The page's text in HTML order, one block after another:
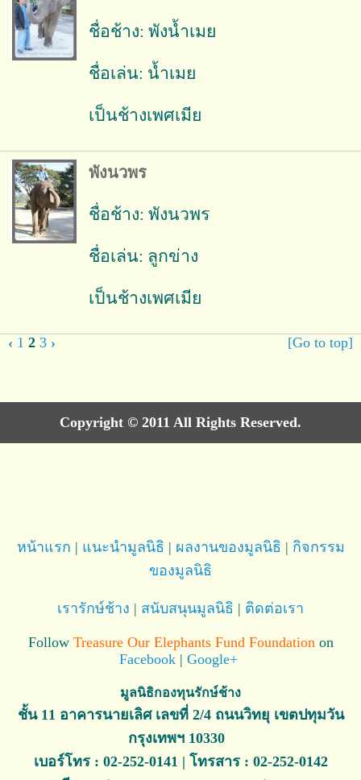
ชื่อช้าง: พังน้ำเมย
ชื่อเล่น: น้ำเมย
เป็นช้างเพศเมีย
พังนวพร
ชื่อช้าง: พังนวพร
ชื่อเล่น: ลูกข่าง
เป็นช้างเพศเมีย
‹ 1 2 3 › [Go to top]
Copyright © 2011 All Rights Reserved.
หน้าแรก | แนะนำมูลนิธิ | ผลงานของมูลนิธิ | กิจกรรม
ของมูลนิธิ
เรารักษ์ช้าง | สนับสนุนมูลนิธิ | ติดต่อเรา
FollowTreasure Our Elephants Fund Foundationon
Facebook | Google+
มูลนิธิกองทุนรักษ์ช้าง
ชั้น 11 อาคารนายเลิศ เลขที่ 2/4 ถนนวิทยุ เขตปทุมวัน
กรุงเทพฯ 10330
เบอร์โทร : 02-252-0141 | โทรสาร : 02-252-0142